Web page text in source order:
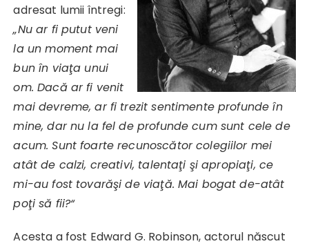
adresat lumii întregi:
„Nu ar fi putut veni
la un moment mai
bun în viaţa unui
om. Dacă ar fi venit
mai devreme, ar fi trezit sentimente profunde în
mine, dar nu la fel de profunde cum sunt cele de
acum. Sunt foarte recunoscător colegiilor mei
atât de calzi, creativi, talentaţi şi apropiaţi, ce
mi-au fost tovarăşi de viaţă. Mai bogat de-atât
poţi să fii?“
Acesta a fost Edward G. Robinson, actorul născut